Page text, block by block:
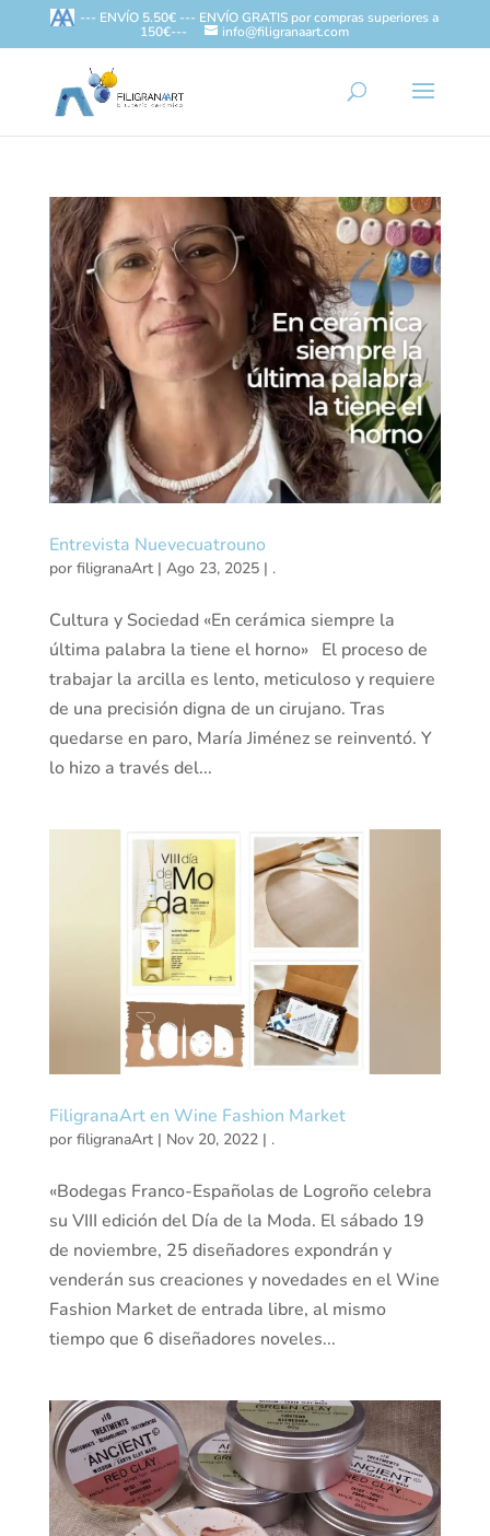
--- ENVÍO 5.50€ --- ENVÍO GRATIS por compras superiores a
150€---
info@filigranaart.com
Entrevista Nuevecuatrouno
por filigranaArt| Ago 23, 2025| .
Cultura y Sociedad «En cerámica siempre la
última palabra la tiene el horno» El proceso de
trabajar la arcilla es lento, meticuloso y requiere
de una precisión digna de un cirujano. Tras
quedarse en paro, María Jiménez se reinventó. Y
lo hizo a través del...
FiligranaArt en Wine Fashion Market
por filigranaArt| Nov 20, 2022| .
«Bodegas Franco-Españolas de Logroño celebra
su VIII edición del Día de la Moda. El sábado 19
de noviembre, 25 diseñadores expondrán y
venderán sus creaciones y novedades en el Wine
Fashion Market de entrada libre, al mismo
tiempo que 6 diseñadores noveles...